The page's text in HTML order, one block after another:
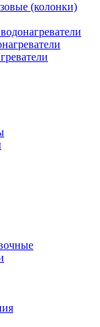
(колонки)